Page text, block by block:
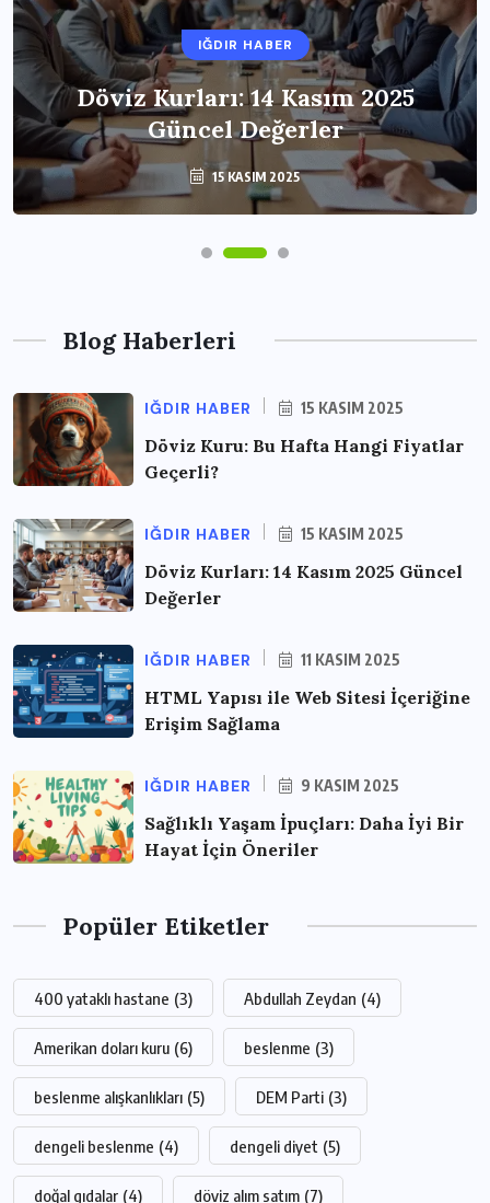
IĞDIR HABER
Döviz Kurları: 14 Kasım 2025
Güncel Değerler
15 KASIM 2025
Blog Haberleri
IĞDIR HABER 15 KASIM 2025
Döviz Kuru: Bu Hafta Hangi Fiyatlar
Geçerli?
IĞDIR HABER 15 KASIM 2025
Döviz Kurları: 14 Kasım 2025 Güncel
Değerler
IĞDIR HABER 11 KASIM 2025
HTML Yapısı ile Web Sitesi İçeriğine
Erişim Sağlama
IĞDIR HABER 9 KASIM 2025
Sağlıklı Yaşam İpuçları: Daha İyi Bir
Hayat İçin Öneriler
Popüler Etiketler
400 yataklı hastane (3) Abdullah Zeydan (4)
Amerikan doları kuru (6) beslenme (3)
beslenme alışkanlıkları (5) DEM Parti (3)
dengeli beslenme (4) dengeli diyet (5)
doğal gıdalar (4) döviz alım satım (7)